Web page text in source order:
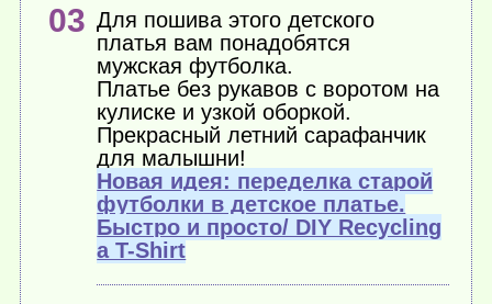
Для пошива этого детского
платья вам понадобятся
мужская футболка.
Платье без рукавов с воротом на
кулиске и узкой оборкой.
Прекрасный летний сарафанчик
для малышни!
Новая идея: переделка старой
футболки в детское платье.
Быстро и просто/ DIY Recycling
a T-Shirt